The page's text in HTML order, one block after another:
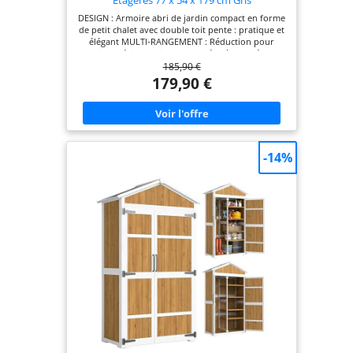
DESIGN : Armoire abri de jardin compact en forme
de petit chalet avec double toit pente : pratique et
élégant MULTI-RANGEMENT : Réduction pour
outils extérieure dispose de 3 étagères latérales
gauche avec niche inférieure + grand espace de
rangement + espace supérieur avec porte et
loquet DURÉE DE VIE PÉRENNE : Cabane de jardin
en bois de sapin poncé puis recouvert de deux
couches de peinture imperméable, finition bleu
clair ÉTANCHÉITÉ OPTIMALE : Toit à double pente
bitumé, meuble sur pieds afin de tenir au
Cet abri de rangement extérieur doté d'une
grande porte principale et d'une petite porte
supérieure avec verrous de sécurité
185,90 €
179,90 €
-14%